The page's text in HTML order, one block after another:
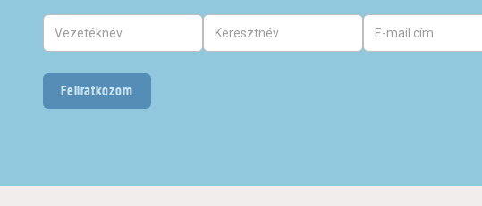
Feliratkozom